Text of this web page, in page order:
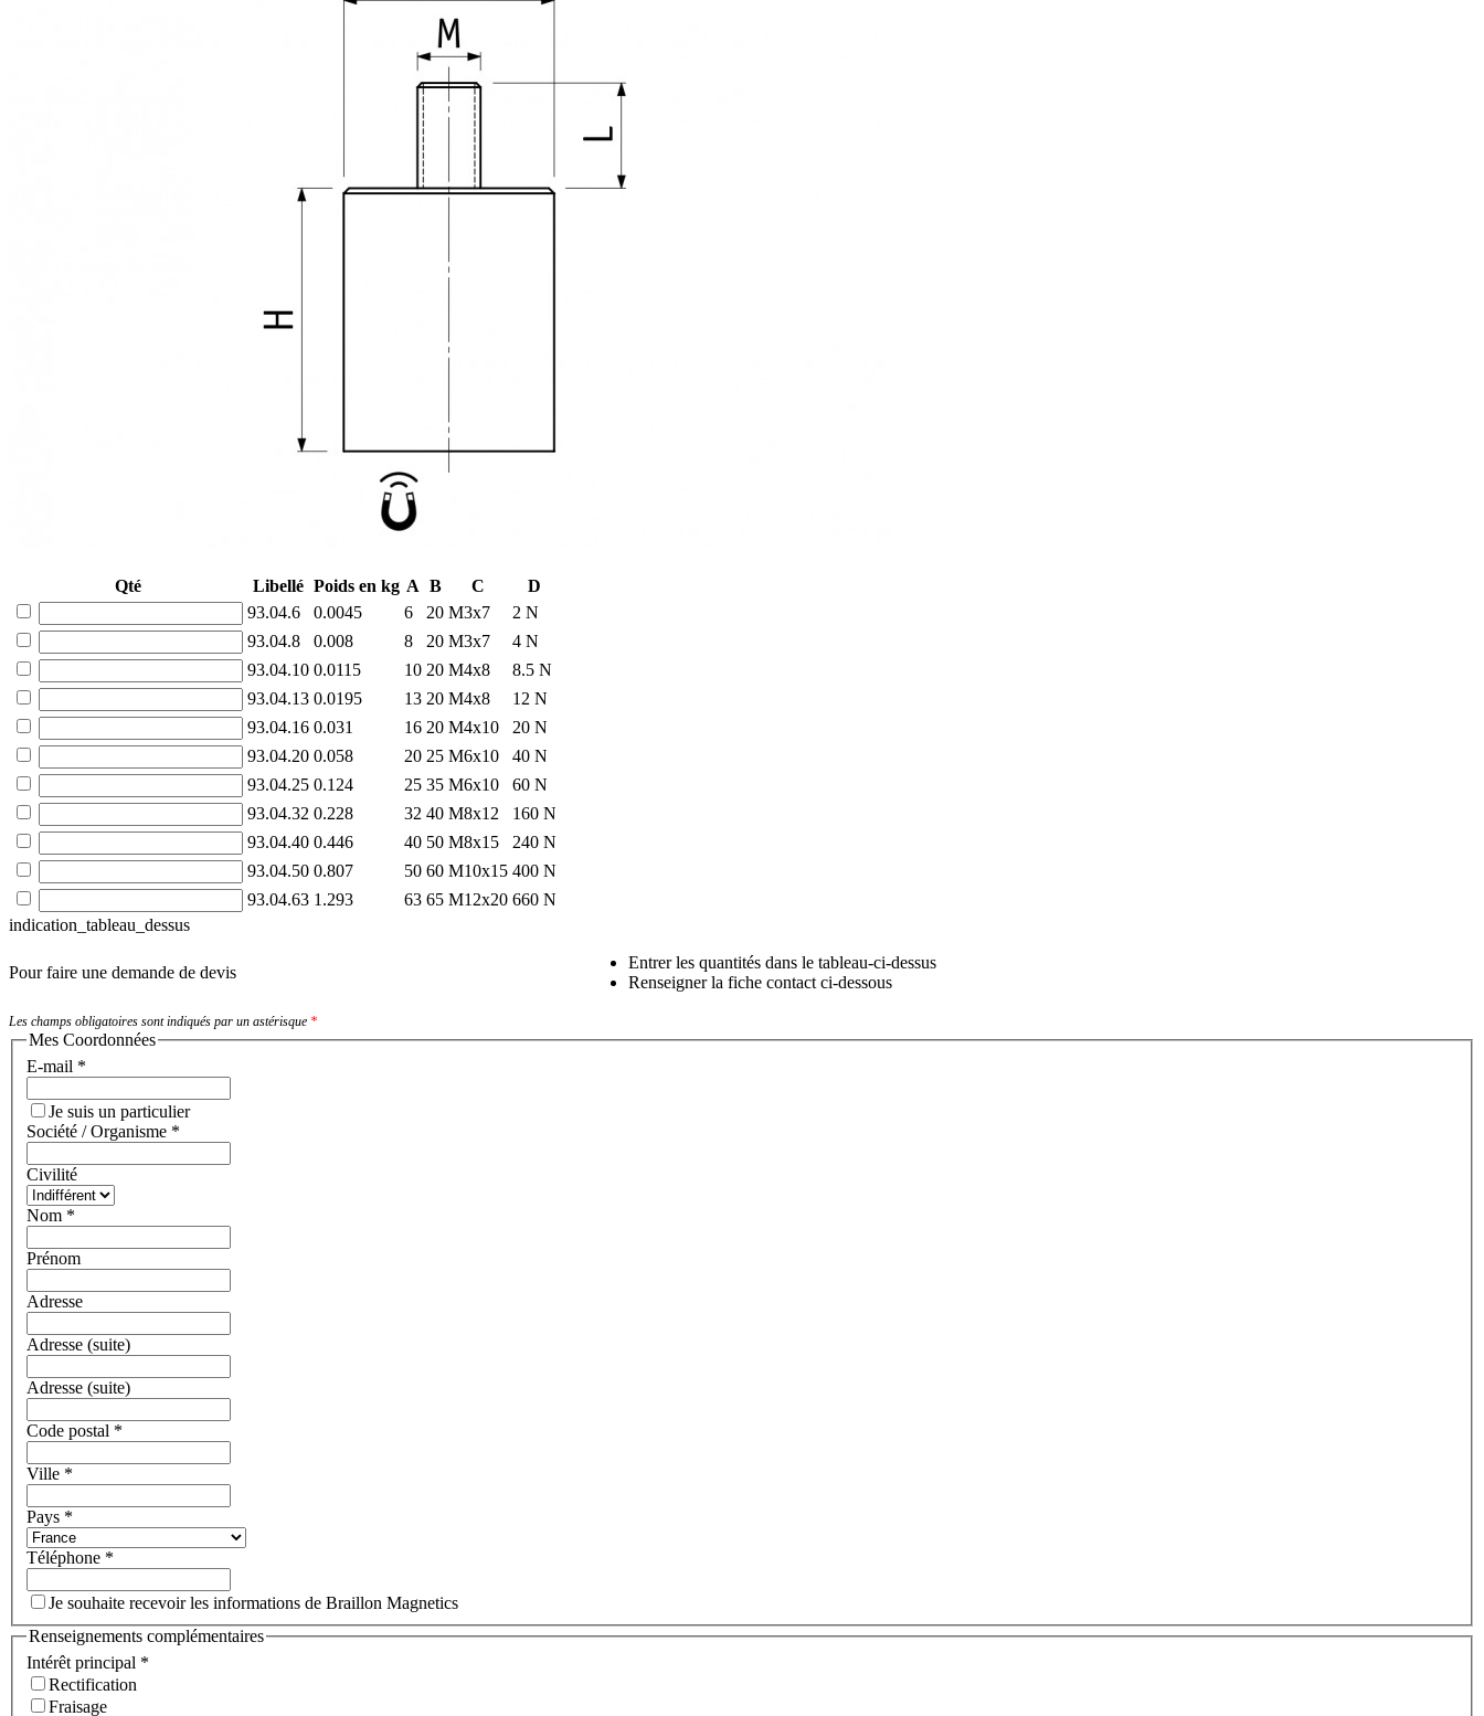
Qté Libellé Poids en kg A B C
D
93.04.6
0.0045 6 20 M3x7
2 N
93.04.8
0.008 8 20 M3x7
4 N
93.04.10 0.0115 10 20 M4x8
8.5 N
93.04.13 0.0195 13 20 M4x8
12 N
93.04.16 0.031 16 20 M4x10
20 N
93.04.20 0.058 20 25 M6x10
40 N
93.04.25 0.124 25 35 M6x10
60 N
93.04.32 0.228 32 40 M8x12
160 N
93.04.40 0.446 40 50 M8x15
240 N
93.04.50 0.807 50 60 M10x15 400 N
93.04.63 1.293 63 65 M12x20 660 N
indication_tableau_dessus
Pour faire une demande de devis
Entrer les quantités dans le tableau-ci-dessus
Renseigner la fiche contact ci-dessous
Les champs obligatoires sont indiqués par un astérisque *
Mes Coordonnées
E-mail *
Je suis un particulier
Société / Organisme *
Civilité
Nom *
Prénom
Adresse
Adresse (suite)
Adresse (suite)
Code postal *
Ville *
Pays *
Téléphone *
Je souhaite recevoir les informations de Braillon Magnetics
Renseignements complémentaires
Intérêt principal *
Rectification
Fraisage